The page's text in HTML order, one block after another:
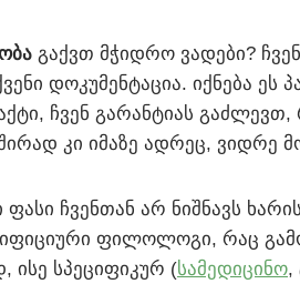
გაქვთ მჭიდრო ვადები?
დოკუმენტაცია. იქნება ეს
ჩვენ გარანტიას გაძლევთ,
კი იმაზე ადრეც, ვიდრე
ჩვენთან არ ნიშნავს
ფილოლოგი, რაც
სპეციფიკურ (სამედიცინო,